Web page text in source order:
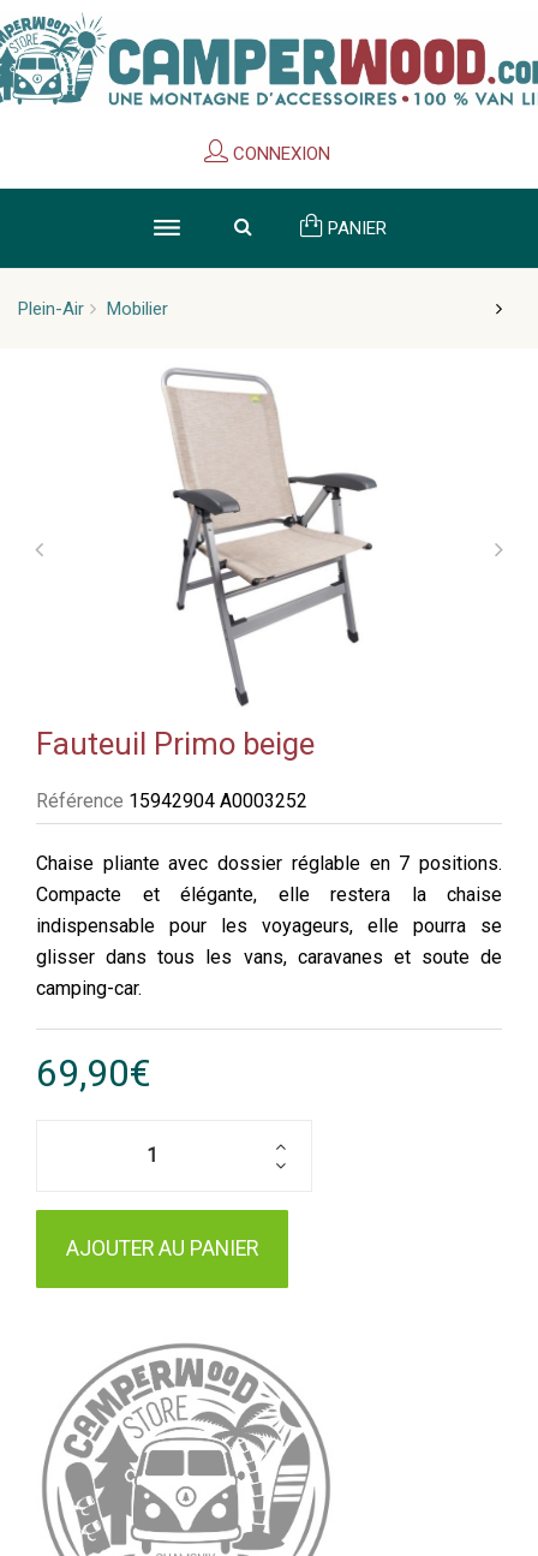
CONNEXION
PANIER
Plein-Air Mobilier
Fauteuil Primo beige
Référence 15942904 A0003252
Chaise pliante avec dossier réglable en 7 positions.
Compacte et élégante, elle restera la chaise
indispensable pour les voyageurs, elle pourra se
glisser dans tous les vans, caravanes et soute de
camping-car.
69,90€
AJOUTER AU PANIER
Cookies management panel